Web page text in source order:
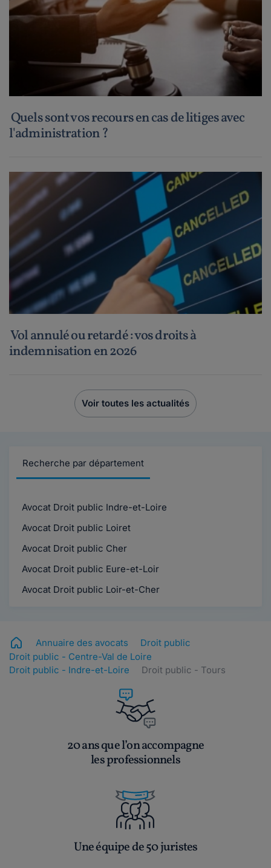
Quels sont vos recours en cas de litiges avec
l'administration ?
Vol annulé ou retardé : vos droits à
indemnisation en 2026
Voir toutes les actualités
Recherche par département
Avocat Droit public Indre-et-Loire
Avocat Droit public Loiret
Avocat Droit public Cher
Avocat Droit public Eure-et-Loir
Avocat Droit public Loir-et-Cher
Annuaire des avocats
Droit public
Droit public - Centre-Val de Loire
Droit public - Indre-et-Loire
Droit public - Tours
20 ans que l’on accompagne
les professionnels
Une équipe de 50 juristes